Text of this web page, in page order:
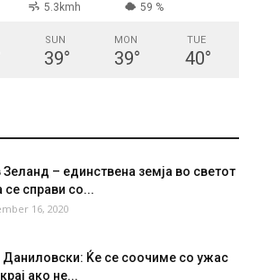
5.3kmh 59 %
SUN
39°
MON
39°
TUE
40°
Зеланд – единствена земја во светот
се справи со...
16, 2020
Ќе се соочиме со ужас
ако не...